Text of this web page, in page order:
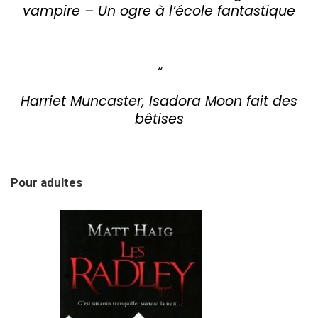
vampire – Un ogre à l’école fantastique
Harriet Muncaster, Isadora Moon fait des
bêtises
Pour adultes